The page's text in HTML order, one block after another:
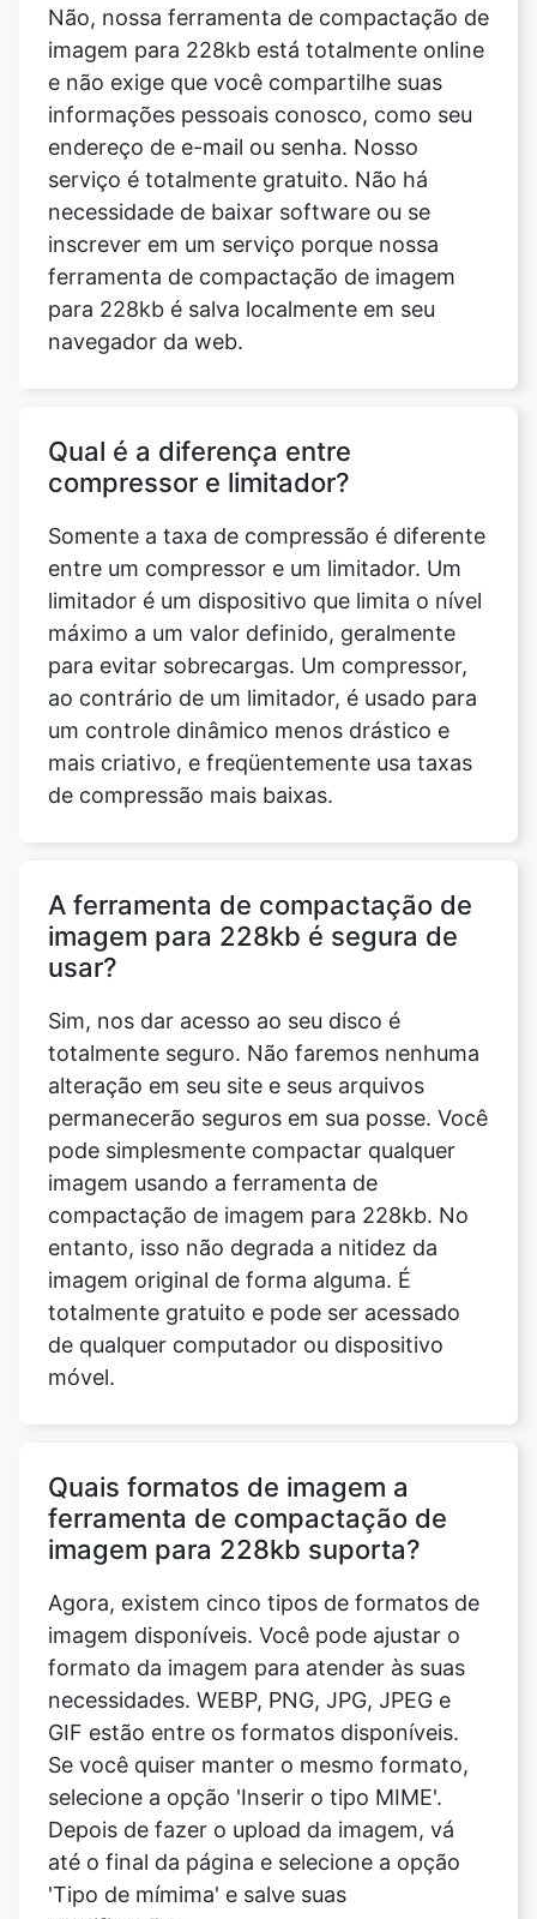
informações pessoais conosco, como seu
endereço de e-mail ou senha. Nosso
serviço é totalmente gratuito. Não há
necessidade de baixar software ou se
inscrever em um serviço porque nossa
ferramenta de compactação de imagem
para 228kb é salva localmente em seu
navegador da web.
Qual é a diferença entre
Somente a taxa de compressão é diferente
entre um compressor e um limitador. Um
limitador é um dispositivo que limita o nível
máximo a um valor definido, geralmente
para evitar sobrecargas. Um compressor,
ao contrário de um limitador, é usado para
um controle dinâmico menos drástico e
mais criativo, e freqüentemente usa taxas
de compressão mais baixas.
A ferramenta de compactação de
Sim, nos dar acesso ao seu disco é
totalmente seguro. Não faremos nenhuma
permanecerão seguros em sua posse. Você
pode simplesmente compactar qualquer
imagem usando a ferramenta de
compactação de imagem para 228kb. No
entanto, isso não degrada a nitidez da
imagem original de forma alguma. É
totalmente gratuito e pode ser acessado
de qualquer computador ou dispositivo
móvel.
Quais formatos de imagem a
Agora, existem cinco tipos de formatos de
imagem disponíveis. Você pode ajustar o
formato da imagem para atender às suas
necessidades. WEBP, PNG, JPG, JPEG e
GIF estão entre os formatos disponíveis.
Se você quiser manter o mesmo formato,
selecione a opção 'Inserir o tipo MIME'.
Depois de fazer o upload da imagem, vá
até o final da página e selecione a opção
'Tipo de mímima' e salve suas
modificações.